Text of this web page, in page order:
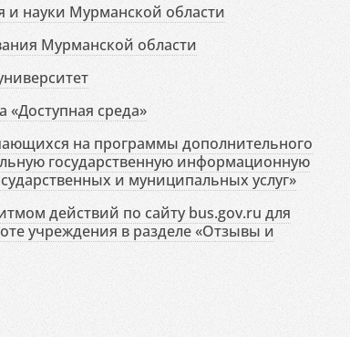
и науки Мурманской области
Мурманской области
«Доступная среда»
на программы дополнительного
государственную информационную
и муниципальных услуг»
действий по сайту bus.gov.ru для
учреждения в разделе «Отзывы и